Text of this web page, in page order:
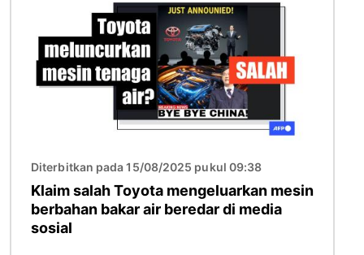
Diterbitkan pada 15/08/2025 pukul 09:38
Klaim salah Toyota mengeluarkan mesin
berbahan bakar air beredar di media
sosial